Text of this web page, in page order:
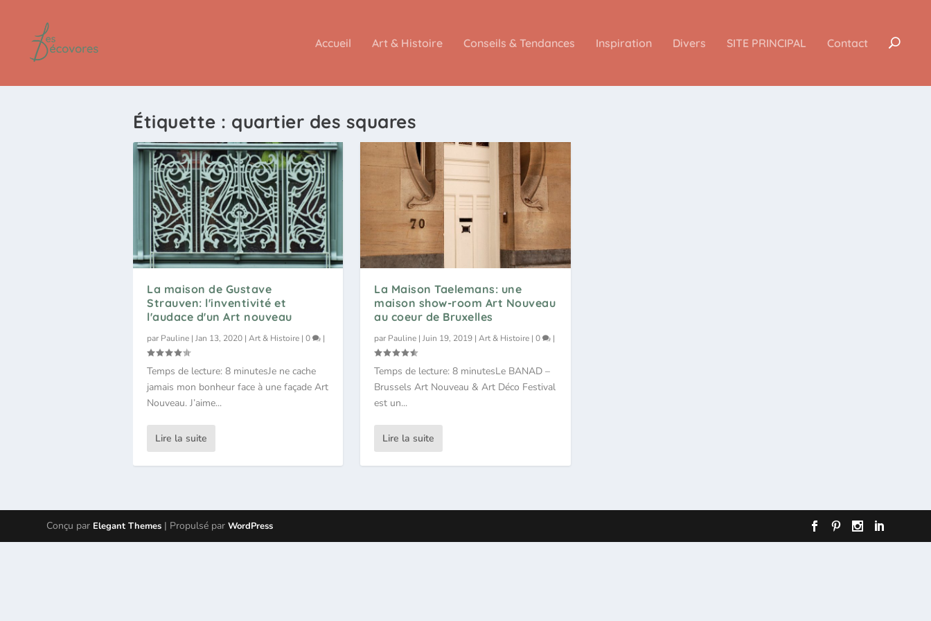
Accueil Art & Histoire Conseils & Tendances Inspiration Divers SITE PRINCIPAL Contact
Étiquette : quartier des squares
La maison de Gustave
Strauven: l'inventivité et
l'audace d'un Art nouveau
par Pauline | Jan 13, 2020 | Art & Histoire | 0 |
Temps de lecture: 8 minutesJe ne cache
jamais mon bonheur face à une façade Art
Nouveau. J’aime...
Lire la suite
La Maison Taelemans: une
maison show-room Art Nouveau
au coeur de Bruxelles
par Pauline |Juin 19, 2019 |Art & Histoire |0 |
Temps de lecture: 8 minutesLe BANAD –
Brussels Art Nouveau & Art Déco Festival
est un...
Lire la suite
Conçu par Elegant Themes | Propulsé parWordPress